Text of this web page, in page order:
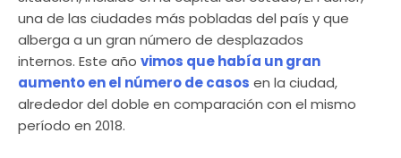
una de las ciudades más pobladas del país y que
alberga a un gran número de desplazados
internos. Este año vimos que había un gran
aumento en el número de casos en la ciudad,
alrededor del doble en comparación con el mismo
período en 2018.